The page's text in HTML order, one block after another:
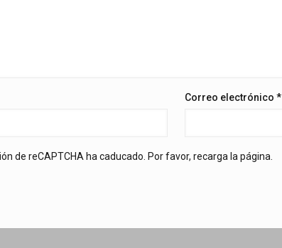
Correo electrónico*
de reCAPTCHA ha caducado. Por favor, recarga la página.